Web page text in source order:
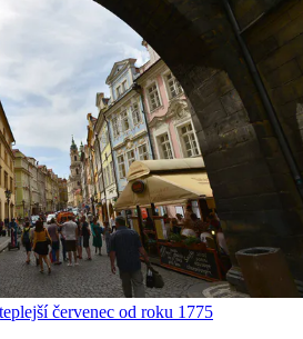
červenec od roku 1775